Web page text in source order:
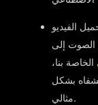
الفيديو
الصوت إلى
الخاصة بنا،
بشكل
مثالي.